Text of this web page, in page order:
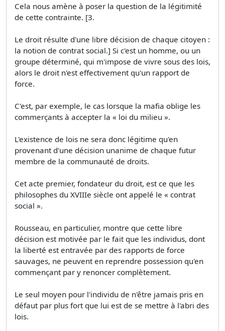
Cela nous amène à poser la question de la légitimité
de cette contrainte. [3.
Le droit résulte d'une libre décision de chaque citoyen :
la notion de contrat social.] Si c'est un homme, ou un
groupe déterminé, qui m'impose de vivre sous des lois,
alors le droit n'est effectivement qu'un rapport de
force.
C'est, par exemple, le cas lorsque la mafia oblige les
commerçants à accepter la « loi du milieu ».
L'existence de lois ne sera donc légitime qu'en
provenant d'une décision unanime de chaque futur
membre de la communauté de droits.
Cet acte premier, fondateur du droit, est ce que les
philosophes du XVIIIe siècle ont appelé le « contrat
social ».
Rousseau, en particulier, montre que cette libre
décision est motivée par le fait que les individus, dont
la liberté est entravée par des rapports de force
sauvages, ne peuvent en reprendre possession qu'en
commençant par y renoncer complètement.
Le seul moyen pour l'individu de n'être jamais pris en
défaut par plus fort que lui est de se mettre à l'abri des
lois.